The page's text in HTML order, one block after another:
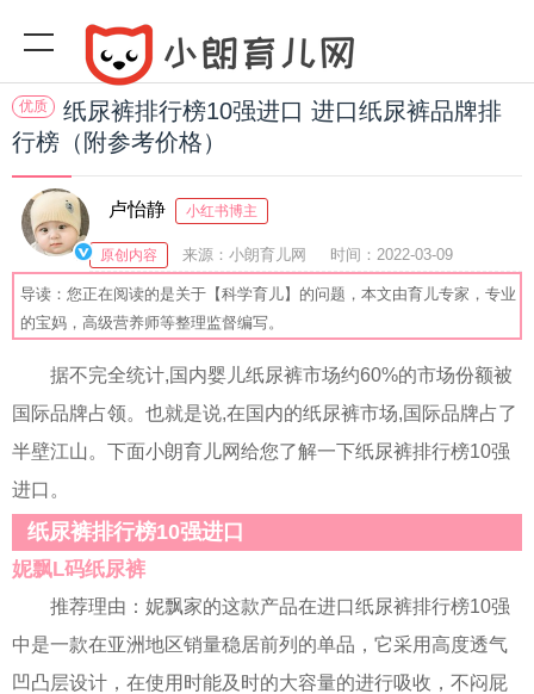
优质
纸尿裤排行榜10强进口 进口纸尿裤品牌排
行榜（附参考价格）
卢怡静 小红书博主
原创内容 来源：小朗育儿网 时间：2022-03-09
22:03:00 阅读( 收藏：56 分享：54 爆
导读：您正在阅读的是关于【科学育儿】的问题，本文由育儿专家，专业
的宝妈，高级营养师等整理监督编写。
据不完全统计,国内婴儿纸尿裤市场约60%的市场份额被
国际品牌占领。也就是说,在国内的纸尿裤市场,国际品牌占了
半壁江山。下面小朗育儿网给您了解一下纸尿裤排行榜10强
进口。
纸尿裤排行榜10强进口
妮飘L码纸尿裤
推荐理由：妮飘家的这款产品在进口纸尿裤排行榜10强
中是一款在亚洲地区销量稳居前列的单品，它采用高度透气
凹凸层设计，在使用时能及时的大容量的进行吸收，不闷屁